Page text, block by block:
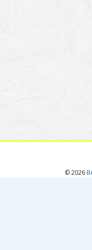
© 2026